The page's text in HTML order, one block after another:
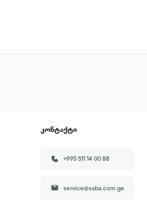
კონტაქტი
+995 511 14 00 88
service@saba.com.ge